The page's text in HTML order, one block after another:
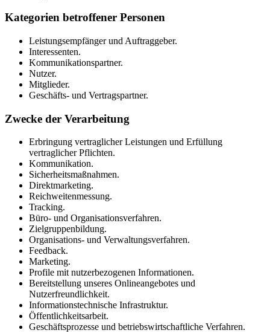
Kategorien betroffener Personen
Leistungsempfänger und Auftraggeber.
Interessenten.
Kommunikationspartner.
Nutzer.
Mitglieder.
Geschäfts- und Vertragspartner.
Zwecke der Verarbeitung
Erbringung vertraglicher Leistungen und Erfüllung
vertraglicher Pflichten.
Kommunikation.
Sicherheitsmaßnahmen.
Direktmarketing.
Reichweitenmessung.
Tracking.
Büro- und Organisationsverfahren.
Zielgruppenbildung.
Organisations- und Verwaltungsverfahren.
Feedback.
Marketing.
Profile mit nutzerbezogenen Informationen.
Bereitstellung unseres Onlineangebotes und
Nutzerfreundlichkeit.
Informationstechnische Infrastruktur.
Öffentlichkeitsarbeit.
Geschäftsprozesse und betriebswirtschaftliche Verfahren.